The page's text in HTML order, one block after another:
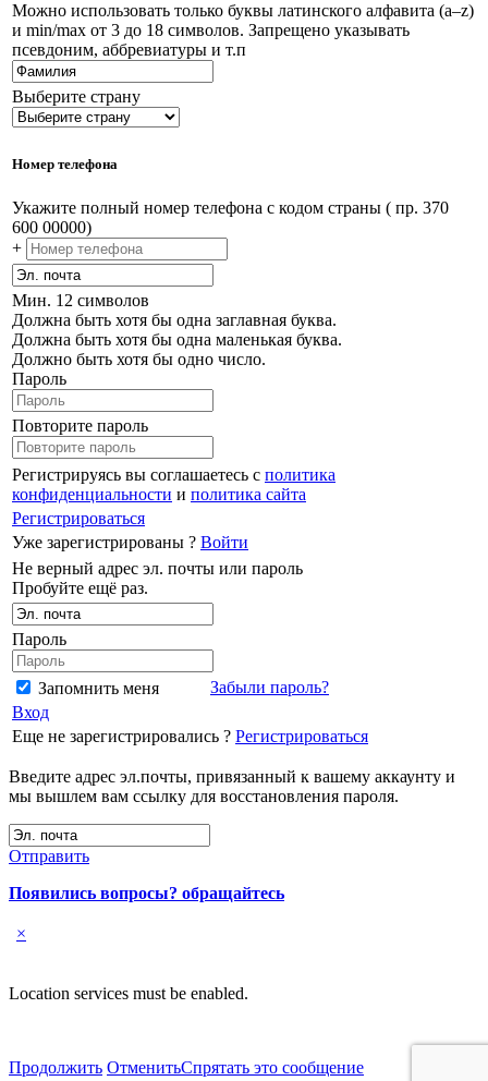
Можно использовать только буквы латинского алфавита (a–z)
и min/max от 3 до 18 символов. Запрещено указывать
псевдоним, аббревиатуры и т.п
Выберите страну
Номер телефона
Укажите полный номер телефона с кодом страны ( пр. 370
600 00000)
+
Мин. 12 символов
Должна быть хотя бы одна заглавная буква.
Должна быть хотя бы одна маленькая буква.
Должно быть хотя бы одно число.
Пароль
Повторите пароль
Регистрируясь вы соглашаетесь с политика
конфиденциальности и политика сайта
Регистрироваться
Уже зарегистрированы ? Войти
Не верный адрес эл. почты или пароль
Пробуйте ещё раз.
Пароль
Запомнить меня
Забыли пароль?
Вход
Еще не зарегистрировались ? Регистрироваться
Введите адрес эл.почты, привязанный к вашему аккаунту и
мы вышлем вам ссылку для восстановления пароля.
Отправить
Появились вопросы? обращайтесь
×
Location services must be enabled.
Продолжить ОтменитьСпрятать это сообщение